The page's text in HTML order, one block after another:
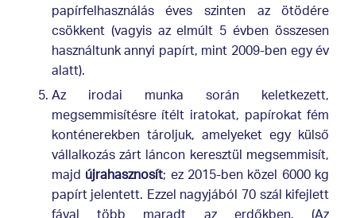
papírfelhasználás éves szinten az ötödére
csökkent (vagyis az elmúlt 5 évben összesen
használtunk annyi papírt, mint 2009-ben egy év
alatt).
Az irodai munka során keletkezett,
megsemmisítésre ítélt iratokat, papírokat fém
konténerekben tároljuk, amelyeket egy külső
vállalkozás zárt láncon keresztül megsemmisít,
majd újrahasznosít; ez 2015-ben közel 6000 kg
papírt jelentett. Ezzel nagyjából 70 szál kifejlett